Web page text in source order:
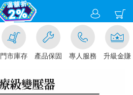
門市庫存 產品保固 專人服務 升級金賺